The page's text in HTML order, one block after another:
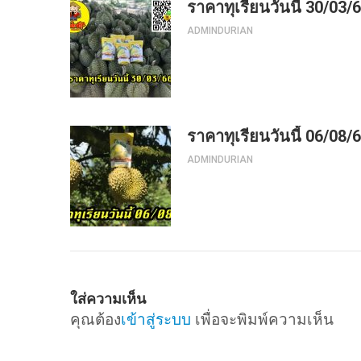
ราคาทุเรียนวันนี้ 30/03/
ADMINDURIAN
ราคาทุเรียนวันนี้ 06/08/
ADMINDURIAN
ใส่ความเห็น
คุณต้องเข้าสู่ระบบ เพื่อจะพิมพ์ความเห็น